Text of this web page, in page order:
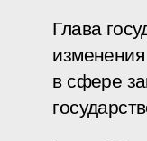
Глава
в сфере